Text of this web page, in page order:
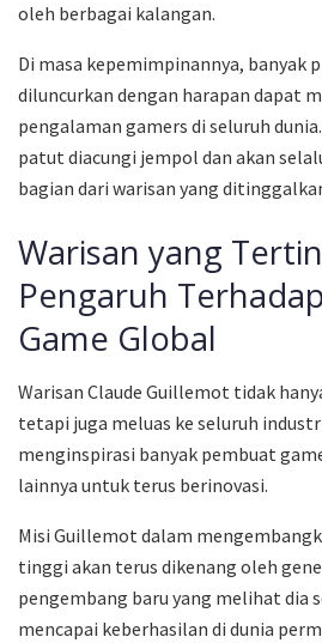
oleh berbagai kalangan.
Di masa kepemimpinannya, banyak
diluncurkan dengan harapan dapat
pengalaman gamers di seluruh
patut diacungi jempol dan akan
bagian dari warisan yang
Warisan yang
Pengaruh
Game Global
Warisan Claude Guillemot tidak
tetapi juga meluas ke seluruh
menginspirasi banyak pembuat
lainnya untuk terus berinovasi.
Misi Guillemot dalam
tinggi akan terus dikenang oleh
pengembang baru yang melihat dia
mencapai keberhasilan di dunia